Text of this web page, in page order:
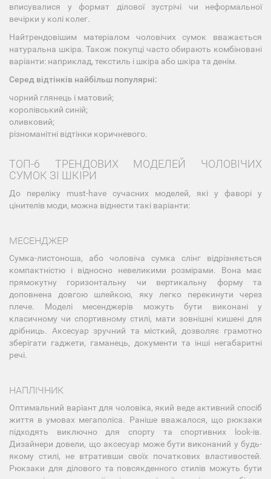
вписувалися у формат ділової зустрічі чи неформальної
вечірки у колі колег.
Найтрендовішим матеріалом чоловічих сумок вважається
натуральна шкіра. Також покупці часто обирають комбіновані
варіанти: наприклад, текстиль і шкіра або шкіра та денім.
Серед відтінків найбільш популярні:
чорний глянець і матовий;
королівський синій;
оливковий;
різноманітні відтінки коричневого.
ТОП-6 ТРЕНДОВИХ МОДЕЛЕЙ ЧОЛОВІЧИХ
СУМОК ЗІ ШКІРИ
До переліку must-have сучасних моделей, які у фаворі у
цінителів моди, можна віднести такі варіанти:
МЕСЕНДЖЕР
Сумка-листоноша, або чоловіча сумка слінг відрізняється
компактністю і відносно невеликими розмірами. Вона має
прямокутну горизонтальну чи вертикальну форму та
доповнена довгою шлейкою, яку легко перекинути через
плече. Моделі месенджерів можуть бути виконані у
класичному чи спортивному стилі, мати зовнішні кишені для
дрібниць. Аксесуар зручний та місткий, дозволяє грамотно
зберігати гаджети, гаманець, документи та інші негабаритні
речі.
НАПЛІЧНИК
Оптимальний варіант для чоловіка, який веде активний спосіб
життя в умовах мегаполіса. Раніше вважалося, що рюкзаки
підходять виключно для спорту та спортивних look-ів.
Дизайнери довели, що аксесуар може бути виконаний у будь-
якому стилі, не втративши своїх початкових властивостей.
Рюкзаки для ділового та повсякденного стилів можуть бути